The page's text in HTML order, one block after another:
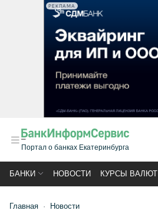
РЕКЛАМА
Портал о банках Екатеринбурга
БАНКИ НОВОСТИ КУРСЫ ВАЛЮТ
Главная Новости